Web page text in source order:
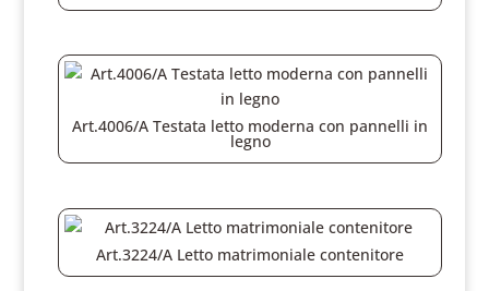
Art.4006/A Testata letto moderna con pannelli in
legno
Art.3224/A Letto matrimoniale contenitore